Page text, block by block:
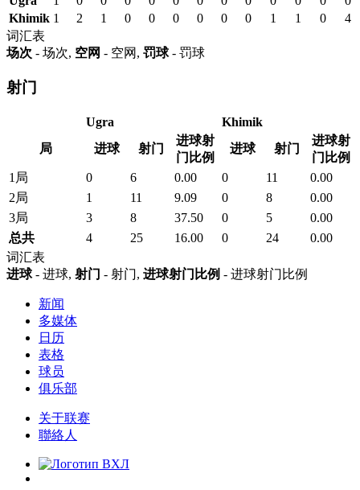
Khimik 1 2 1 0 0 0 0 0 0 1 1 0
4
词汇表
场次 - 场次, 空网 - 空网, 罚球- 罚球
射门
Ugra
Khimik
局
进球 射门
进球射
门比例
进球 射门
进球射
门比例
1局
0 6 0.00 0 11
0.00
2局
1 11 9.09 0 8
0.00
3局
3 8 37.50 0 5
0.00
总共
4 25 16.00 0 24
0.00
词汇表
进球- 进球, 射门 - 射门, 进球射门比例 - 进球射门比例
新闻
多媒体
日历
表格
球员
俱乐部
关于联赛
聯絡人